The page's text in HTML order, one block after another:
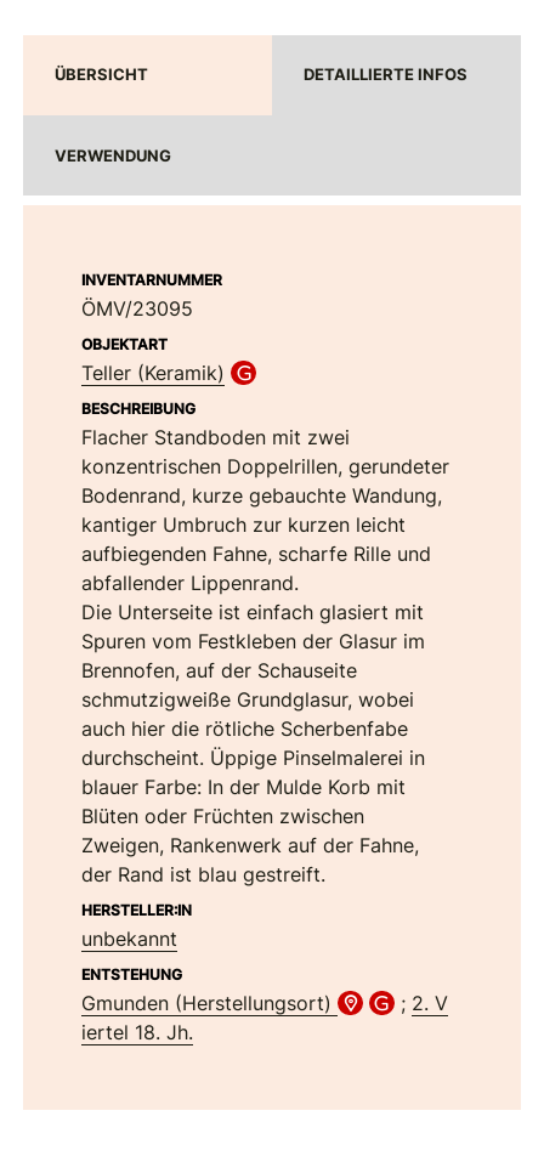
ÜBERSICHT DETAILLIERTE INFOS
VERWENDUNG
INVENTARNUMMER
ÖMV/23095
OBJEKTART
Teller (Keramik)
BESCHREIBUNG
Flacher Standboden mit zwei
konzentrischen Doppelrillen, gerundeter
Bodenrand, kurze gebauchte Wandung,
kantiger Umbruch zur kurzen leicht
aufbiegenden Fahne, scharfe Rille und
abfallender Lippenrand.
Die Unterseite ist einfach glasiert mit
Spuren vom Festkleben der Glasur im
Brennofen, auf der Schauseite
schmutzigweiße Grundglasur, wobei
auch hier die rötliche Scherbenfabe
durchscheint. Üppige Pinselmalerei in
blauer Farbe: In der Mulde Korb mit
Blüten oder Früchten zwischen
Zweigen, Rankenwerk auf der Fahne,
der Rand ist blau gestreift.
HERSTELLER:IN
unbekannt
ENTSTEHUNG
Gmunden (Herstellungsort) ; 2. V
iertel 18. Jh.